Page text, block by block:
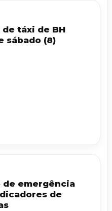
táxi de BH
sábado (8)
de emergência
de